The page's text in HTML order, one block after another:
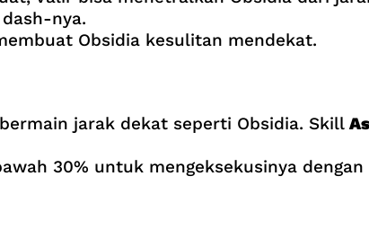
nya.
Obsidia kesulitan mendekat.
jarak dekat seperti Obsidia. Skill
30% untuk mengeksekusinya dengan